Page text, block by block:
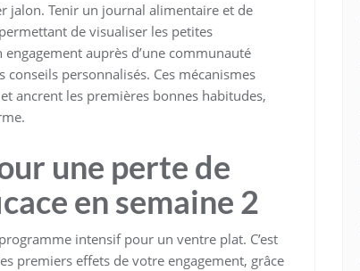
jalon. Tenir un journal alimentaire et de
de visualiser les petites
auprès d’une communauté
personnalisés. Ces mécanismes
ancrent les premières bonnes habitudes,
une perte de
en semaine 2
intensif pour un ventre plat. C’est
premiers effets de votre engagement, grâce